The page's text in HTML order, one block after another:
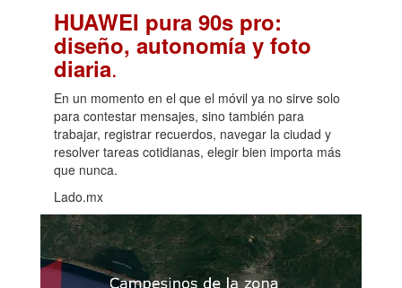
HUAWEI pura 90s pro:
diseño, autonomía y foto
diaria.
En un momento en el que el móvil ya no sirve solo
para contestar mensajes, sino también para
trabajar, registrar recuerdos, navegar la ciudad y
resolver tareas cotidianas, elegir bien importa más
que nunca.
Lado.mx